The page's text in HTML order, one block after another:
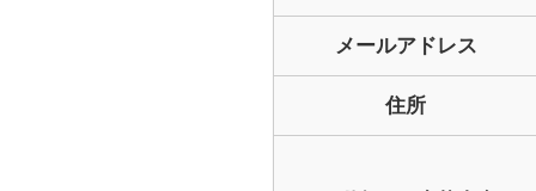
メールアドレス
住所